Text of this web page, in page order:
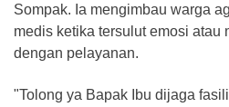
Sompak. Ia mengimbau warga
medis ketika tersulut emosi atau
dengan pelayanan.
"Tolong ya Bapak Ibu dijaga